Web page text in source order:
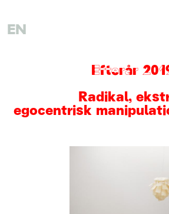
EN
Efterår
Radikal,
egocentrisk